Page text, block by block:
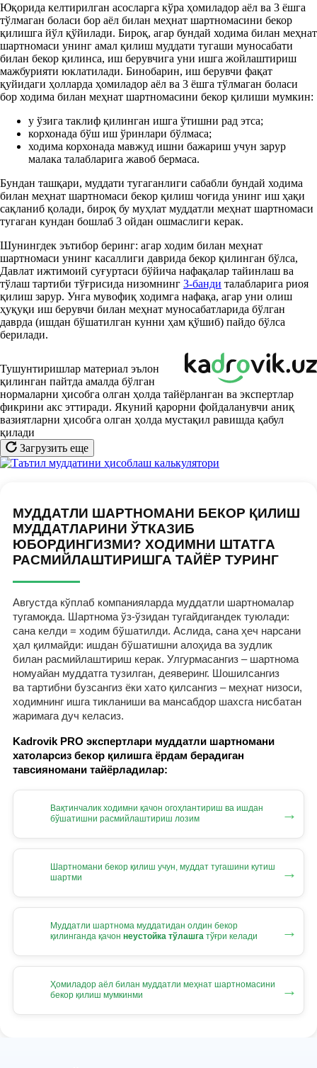
Юқорида келтирилган асосларга кўра ҳомиладор аёл ва 3 ёшга
тўлмаган боласи бор аёл билан меҳнат шартномасини бекор
қилишга йўл қўйилади. Бироқ, агар бундай ходима билан меҳнат
шартномаси унинг амал қилиш муддати тугаши муносабати
билан бекор қилинса, иш берувчига уни ишга жойлаштириш
мажбурияти юклатилади. Бинобарин, иш берувчи фақат
қуйидаги ҳолларда ҳомиладор аёл ва 3 ёшга тўлмаган боласи
бор ходима билан меҳнат шартномасини бекор қилиши мумкин:
у ўзига таклиф қилинган ишга ўтишни рад этса;
корхонада бўш иш ўринлари бўлмаса;
ходима корхонада мавжуд ишни бажариш учун зарур
малака талабларига жавоб бермаса.
Бундан ташқари, муддати тугаганлиги сабабли бундай ходима
билан меҳнат шартномаси бекор қилиш чоғида унинг иш ҳақи
сақланиб қолади, бироқ бу муҳлат муддатли меҳнат шартномаси
тугаган кундан бошлаб 3 ойдан ошмаслиги керак.
Шунингдек эътибор беринг: агар ходим билан меҳнат
шартномаси унинг касаллиги даврида бекор қилинган бўлса,
Давлат ижтимоий суғуртаси бўйича нафақалар тайинлаш ва
тўлаш тартиби тўғрисида низомнинг 3-банди талабларига риоя
қилиш зарур. Унга мувофиқ ходимга нафақа, агар уни олиш
ҳуқуқи иш берувчи билан меҳнат муносабатларида бўлган
даврда (ишдан бўшатилган кунни ҳам қўшиб) пайдо бўлса
берилади.
Тушунтиришлар материал эълон
қилинган пайтда амалда бўлган
нормаларни ҳисобга олган ҳолда тайёрланган ва экспертлар
фикрини акс эттиради. Якуний қарорни фойдаланувчи аниқ
вазиятларни ҳисобга олган ҳолда мустақил равишда қабул
қилади
Загрузить еще
МУДДАТЛИ ШАРТНОМАНИ БЕКОР ҚИЛИШ
МУДДАТЛАРИНИ ЎТКАЗИБ
ЮБОРДИНГИЗМИ? ХОДИМНИ ШТАТГА
РАСМИЙЛАШТИРИШГА ТАЙЁР ТУРИНГ
Августда кўплаб компанияларда муддатли шартномалар
тугамоқда. Шартнома ўз-ўзидан тугайдигандек туюлади:
сана келди = ходим бўшатилди. Аслида, сана ҳеч нарсани
ҳал қилмайди: ишдан бўшатишни алоҳида ва зудлик
билан расмийлаштириш керак. Улгурмасангиз – шартнома
номуайан муддатга тузилган, деяверинг. Шошилсангиз
ва тартибни бузсангиз ёки хато қилсангиз – меҳнат низоси,
ходимнинг ишга тикланиши ва мансабдор шахсга нисбатан
жаримага дуч келасиз.
Kadrovik PRO экспертлари муддатли шартномани
хатоларсиз бекор қилишга ёрдам берадиган
тавсияномани тайёрладилар:
Вақтинчалик ходимни қачон огоҳлантириш ва ишдан
бўшатишни расмийлаштириш лозим
→
Шартномани бекор қилиш учун, муддат тугашини кутиш
шартми
→
Муддатли шартнома муддатидан олдин бекор
қилинганда қачон неустойка тўлашга тўғри келади →
Ҳомиладор аёл билан муддатли меҳнат шартномасини
бекор қилиш мумкинми
→